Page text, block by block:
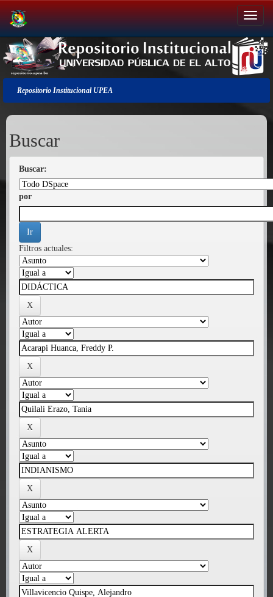
Salir
de
la
navegación
Repositorio Institucional UPEA
Buscar
Buscar:
por
Filtros actuales: